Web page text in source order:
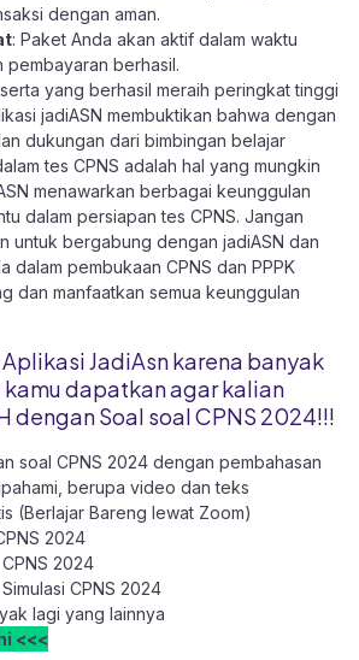
dengan aman.
: Paket Anda akan aktif dalam waktu
pembayaran berhasil.
yang berhasil meraih peringkat tinggi
jadiASN membuktikan bahwa dengan
dukungan dari bimbingan belajar
tes CPNS adalah hal yang mungkin
menawarkan berbagai keunggulan
dalam persiapan tes CPNS. Jangan
untuk bergabung dengan jadiASN dan
dalam pembukaan CPNS dan PPPK
dan manfaatkan semua keunggulan
JadiAsn karena banyak
dapatkan agar kalian
dengan Soal soal CPNS 2024!!!
soal CPNS 2024 dengan pembahasan
berupa video dan teks
(Berlajar Bareng lewat Zoom)
2024
2024
CPNS 2024
lagi yang lainnya
<<<